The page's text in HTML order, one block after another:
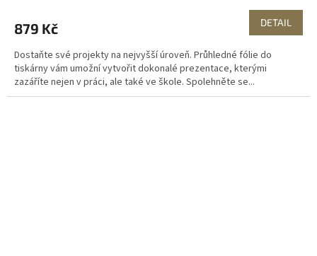
879 Kč DETAIL
Dostaňte své projekty na nejvyšší úroveň. Průhledné fólie do
tiskárny vám umožní vytvořit dokonalé prezentace, kterými
zazáříte nejen v práci, ale také ve škole. Spolehněte se...